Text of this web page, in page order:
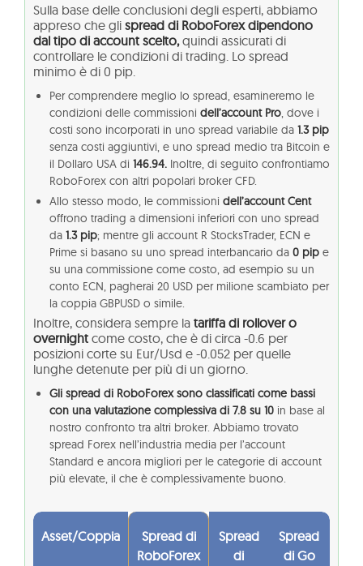
Sulla base delle conclusioni degli esperti, abbiamo
appreso che gli spread di RoboForex dipendono
dal tipo di account scelto,quindi assicurati di
controllare le condizioni di trading. Lo spread
minimo è di 0 pip.
Per comprendere meglio lo spread, esamineremo le
condizioni delle commissioni dell’account Pro, dove i
costi sono incorporati in uno spread variabile da 1.3 pip
senza costi aggiuntivi, e uno spread medio tra Bitcoin e
il Dollaro USA di 146.94. Inoltre, di seguito confrontiamo
RoboForex con altri popolari broker CFD.
Allo stesso modo, le commissioni dell’account Cent
offrono trading a dimensioni inferiori con uno spread
da 1.3 pip; mentre gli account R StocksTrader, ECN e
Prime si basano su uno spread interbancario da 0 pip e
su una commissione come costo, ad esempio su un
conto ECN, pagherai 20 USD per milione scambiato per
la coppia GBPUSD o simile.
Inoltre, considera sempre la tariffa di rollover o
overnight come costo, che è di circa -0.6 per
posizioni corte su Eur/Usd e -0.052 per quelle
lunghe detenute per più di un giorno.
Gli spread di RoboForex sono classificati come bassi
con una valutazione complessiva di 7.8 su 10 in base al
nostro confronto tra altri broker. Abbiamo trovato
spread Forex nell’industria media per l’account
Standard e ancora migliori per le categorie di account
più elevate, il che è complessivamente buono.
Asset/Coppia
Spread di
RoboForex
Spread
di
Spread
di Go